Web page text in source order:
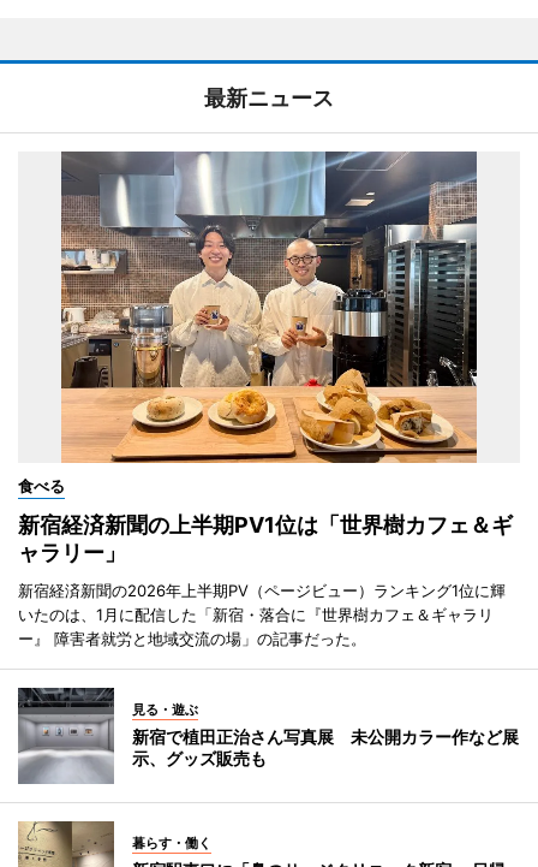
最新ニュース
食べる
新宿経済新聞の上半期PV1位は「世界樹カフェ＆ギ
ャラリー」
新宿経済新聞の2026年上半期PV（ページビュー）ランキング1位に輝
いたのは、1月に配信した「新宿・落合に『世界樹カフェ＆ギャラリ
ー』 障害者就労と地域交流の場」の記事だった。
見る・遊ぶ
新宿で植田正治さん写真展 未公開カラー作など展
示、グッズ販売も
暮らす・働く